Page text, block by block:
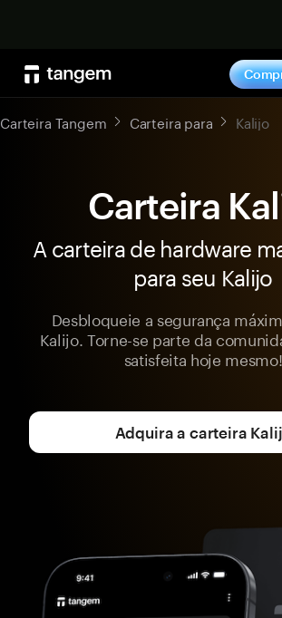
Carteira Tangem Carteira para Kalijo
Carteira
A carteira de hardware
para seu Kalijo
Desbloqueie a segurança
Kalijo. Torne-se parte da
satisfeita hoje mesmo!
Adquira a carteira